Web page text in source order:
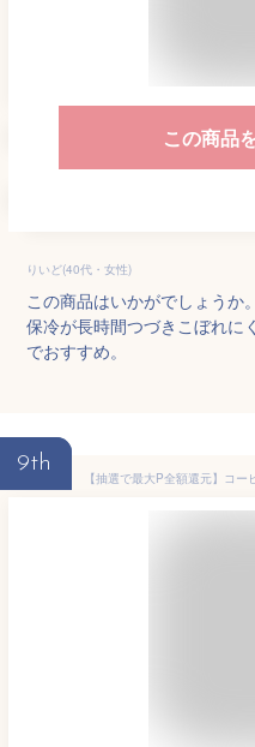
この商品
りいど(40代・女性)
この商品はいかがでしょうか
保冷が長時間つづきこぼれに
でおすすめ。
9th